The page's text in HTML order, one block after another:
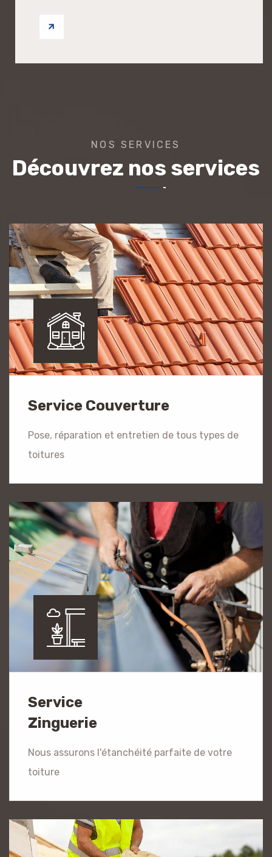
NOS SERVICES
Découvrez nos services
Service Couverture
Pose, réparation et entretien de tous types de
toitures
Service
Zinguerie
Nous assurons l'étanchéité parfaite de votre
toiture